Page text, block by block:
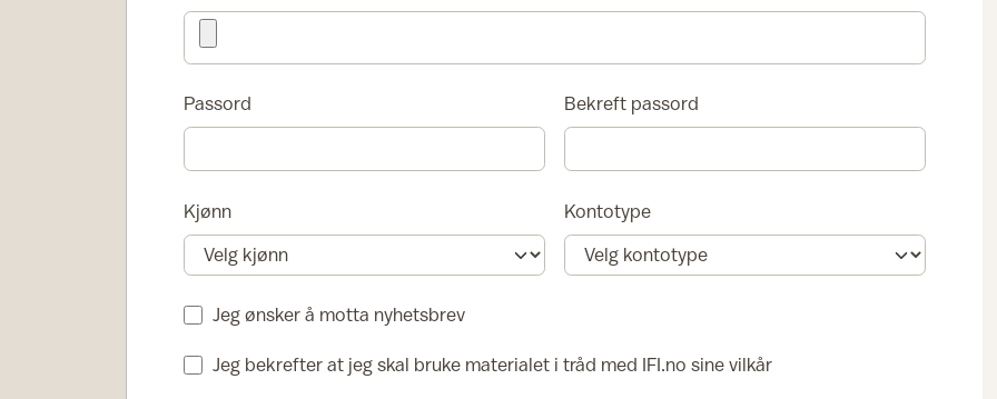
Passord Bekreft passord
Kjønn Kontotype
Jeg ønsker å motta nyhetsbrev
Jeg bekrefter at jeg skal bruke materialet i tråd med IFI.no sine vilkår